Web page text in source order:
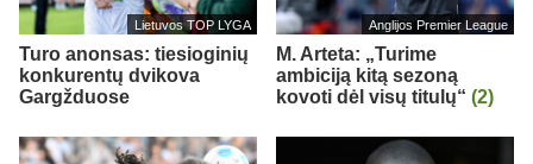
Lietuvos TOP LYGA
Turo anonsas: tiesioginių
konkurentų dvikova
Gargžduose
Anglijos Premier League
M. Arteta: „Turime
ambiciją kitą sezoną
kovoti dėl visų titulų“ (2)